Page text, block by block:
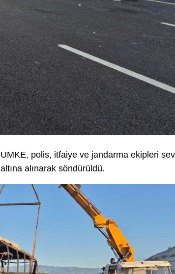
polis, itfaiye ve jandarma ekipleri
alınarak söndürüldü.